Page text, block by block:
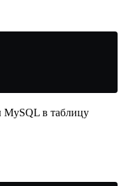
в таблицу